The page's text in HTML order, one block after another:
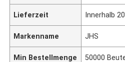
Lieferzeit Innerhalb
Markenname JHS
Min Bestellmenge 50000